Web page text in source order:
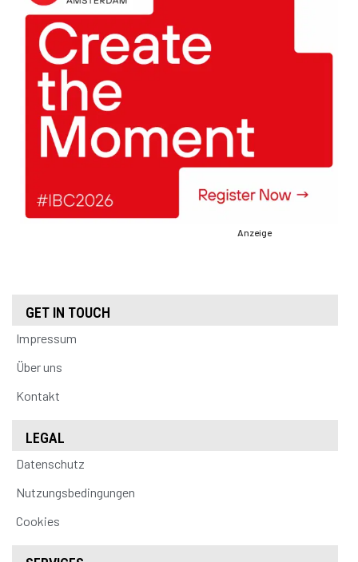
Anzeige
GET IN TOUCH
Impressum
Über uns
Kontakt
LEGAL
Datenschutz
Nutzungsbedingungen
Cookies